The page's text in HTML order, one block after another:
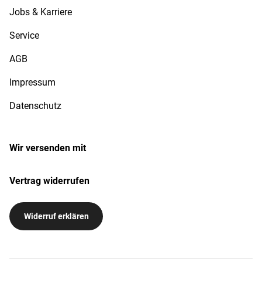
Jobs & Karriere
Service
AGB
Impressum
Datenschutz
Wir versenden mit
Vertrag widerrufen
Widerruf erklären